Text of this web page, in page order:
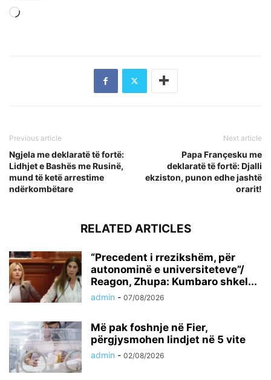
Previous article
Ngjela me deklaratë të fortë:
Lidhjet e Bashës me Rusinë,
mund të ketë arrestime
ndërkombëtare
Next article
Papa Françesku me
deklaratë të fortë: Djalli
ekziston, punon edhe jashtë
orarit!
RELATED ARTICLES
“Precedent i rrezikshëm, për
autonominë e universiteteve”/
Reagon, Zhupa: Kumbaro shkel...
admin - 07/08/2026
Më pak foshnje në Fier,
përgjysmohen lindjet në 5 vite
admin - 02/08/2026